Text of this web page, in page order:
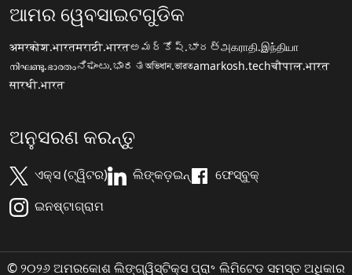
ଆମର ୱେବସାଇଟଗୁଡିକ
अमरकोश.भारतमराठी.भारतఅమర్కోష్.భారత్அகராதி.இந்தியா
നിഘണ്ടു.ഭാരതംನಿಘಂಟು.ಭಾರತঅভিধান.ভারতamarkosh.techचौपाल.भारत
सारथी.भारत
ଅନୁସରଣ କରନ୍ତୁ
ଏକ୍ସ (ଟ୍ୱିଟର) ଲିଙ୍କଡ଼ଇନ୍
ଫେସ୍ବୁକ୍
ଇନଷ୍ଟାଗ୍ରାମ
© ୨୦୨୬ ଅମରକୋଶ ଲିଙ୍ଗ୍ୱିସ୍ଟିକ୍ସ ପ୍ରା॰ ଲିମିଟେଡ ସମସ୍ତ ଅଧିକାର